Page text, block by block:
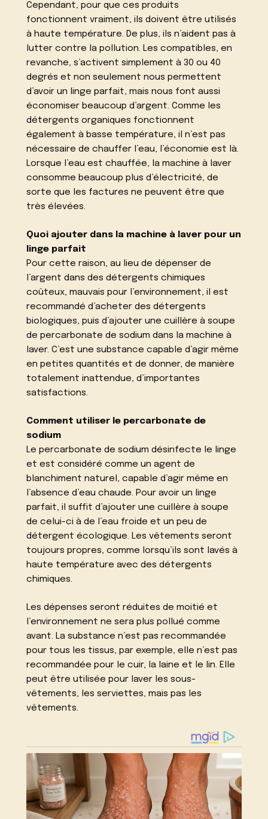
Cependant, pour que ces produits
fonctionnent vraiment, ils doivent être utilisés
à haute température. De plus, ils n’aident pas à
lutter contre la pollution. Les compatibles, en
revanche, s’activent simplement à 30 ou 40
degrés et non seulement nous permettent
d’avoir un linge parfait, mais nous font aussi
économiser beaucoup d’argent. Comme les
détergents organiques fonctionnent
également à basse température, il n’est pas
nécessaire de chauffer l’eau, l’économie est là.
Lorsque l’eau est chauffée, la machine à laver
consomme beaucoup plus d’électricité, de
sorte que les factures ne peuvent être que
très élevées.
Quoi ajouter dans la machine à laver pour un
linge parfait
Pour cette raison, au lieu de dépenser de
l’argent dans des détergents chimiques
coûteux, mauvais pour l’environnement, il est
recommandé d’acheter des détergents
biologiques, puis d’ajouter une cuillère à soupe
de percarbonate de sodium dans la machine à
laver. C’est une substance capable d’agir même
en petites quantités et de donner, de manière
totalement inattendue, d’importantes
satisfactions.
Comment utiliser le percarbonate de
sodium
Le percarbonate de sodium désinfecte le linge
et est considéré comme un agent de
blanchiment naturel, capable d’agir même en
l’absence d’eau chaude. Pour avoir un linge
parfait, il suffit d’ajouter une cuillère à soupe
de celui-ci à de l’eau froide et un peu de
détergent écologique. Les vêtements seront
toujours propres, comme lorsqu’ils sont lavés à
haute température avec des détergents
chimiques.
Les dépenses seront réduites de moitié et
l’environnement ne sera plus pollué comme
avant. La substance n’est pas recommandée
pour tous les tissus, par exemple, elle n’est pas
recommandée pour le cuir, la laine et le lin. Elle
peut être utilisée pour laver les sous-
vêtements, les serviettes, mais pas les
vêtements.